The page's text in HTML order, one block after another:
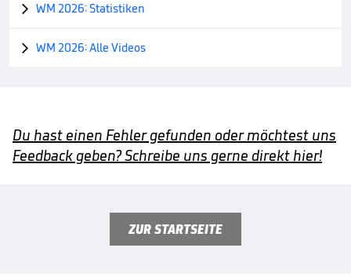
 WM 2026: Statistiken
 WM 2026: Alle Videos
Du hast einen Fehler gefunden oder möchtest uns
Feedback geben? Schreibe uns gerne direkt hier!
ZUR STARTSEITE